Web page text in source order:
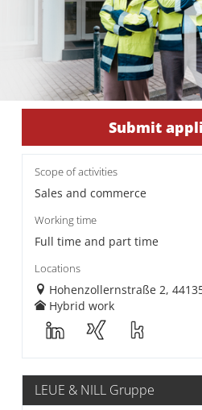
Submit
Scope of activities
Sales and commerce
Working time
Full time and part time
Locations
Hohenzollernstraße 2,
Hybrid work
LEUE & NILL Gruppe